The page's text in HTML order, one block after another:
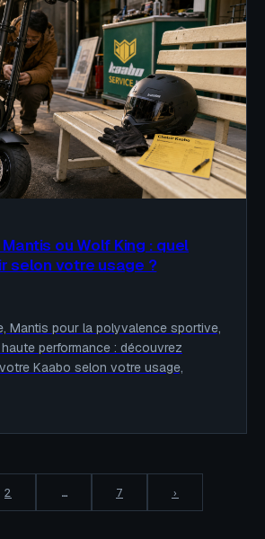
ou Wolf King : quel
selon votre usage ?
Mantis pour la polyvalence sportive,
performance : découvrez
Kaabo selon votre usage,
2 … 7 ›